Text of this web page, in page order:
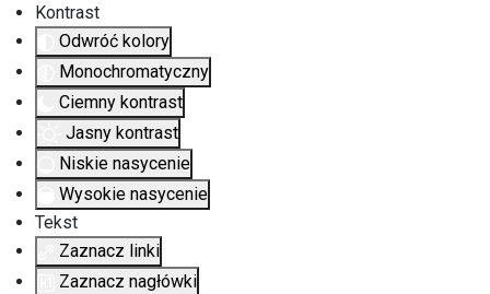
Kontrast
Odwróć kolory
Monochromatyczny
Ciemny kontrast
Jasny kontrast
Niskie nasycenie
Wysokie nasycenie
Tekst
Zaznacz linki
Zaznacz nagłówki